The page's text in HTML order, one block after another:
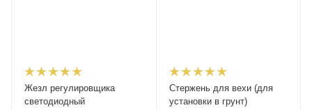
Жезл регулировщика
светодиодный
Стержень для вехи (для
установки в грунт)